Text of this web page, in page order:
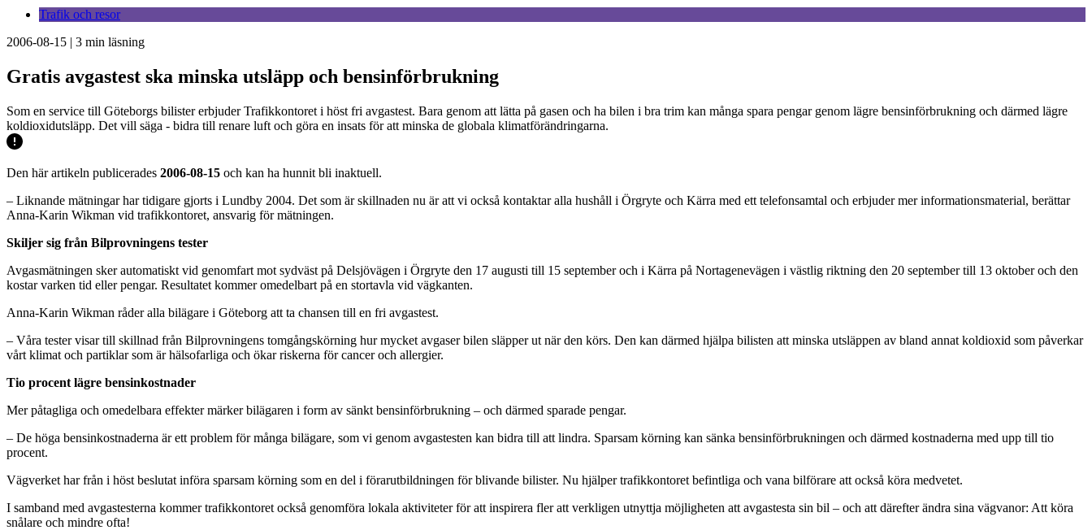
Trafik och resor
2006-08-15 | 3 min läsning
Gratis avgastest ska minska utsläpp och bensinförbrukning
Som en service till Göteborgs bilister erbjuder Trafikkontoret i höst fri avgastest. Bara genom att lätta på gasen och ha bilen i bra trim kan många spara pengar genom lägre bensinförbrukning och därmed lägre
koldioxidutsläpp. Det vill säga - bidra till renare luft och göra en insats för att minska de globala klimatförändringarna.
Den här artikeln publicerades 2006-08-15 och kan ha hunnit bli inaktuell.
– Liknande mätningar har tidigare gjorts i Lundby 2004. Det som är skillnaden nu är att vi också kontaktar alla hushåll i Örgryte och Kärra med ett telefonsamtal och erbjuder mer informationsmaterial, berättar
Anna-Karin Wikman vid trafikkontoret, ansvarig för mätningen.
Skiljer sig från Bilprovningens tester
Avgasmätningen sker automatiskt vid genomfart mot sydväst på Delsjövägen i Örgryte den 17 augusti till 15 september och i Kärra på Nortagenevägen i västlig riktning den 20 september till 13 oktober och den
kostar varken tid eller pengar. Resultatet kommer omedelbart på en stortavla vid vägkanten.
Anna-Karin Wikman råder alla bilägare i Göteborg att ta chansen till en fri avgastest.
– Våra tester visar till skillnad från Bilprovningens tomgångskörning hur mycket avgaser bilen släpper ut när den körs. Den kan därmed hjälpa bilisten att minska utsläppen av bland annat koldioxid som påverkar
vårt klimat och partiklar som är hälsofarliga och ökar riskerna för cancer och allergier.
Tio procent lägre bensinkostnader
Mer påtagliga och omedelbara effekter märker bilägaren i form av sänkt bensinförbrukning – och därmed sparade pengar.
– De höga bensinkostnaderna är ett problem för många bilägare, som vi genom avgastesten kan bidra till att lindra. Sparsam körning kan sänka bensinförbrukningen och därmed kostnaderna med upp till tio
procent.
Vägverket har från i höst beslutat införa sparsam körning som en del i förarutbildningen för blivande bilister. Nu hjälper trafikkontoret befintliga och vana bilförare att också köra medvetet.
I samband med avgastesterna kommer trafikkontoret också genomföra lokala aktiviteter för att inspirera fler att verkligen utnyttja möjligheten att avgastesta sin bil – och att därefter ändra sina vägvanor: Att köra
snålare och mindre ofta!